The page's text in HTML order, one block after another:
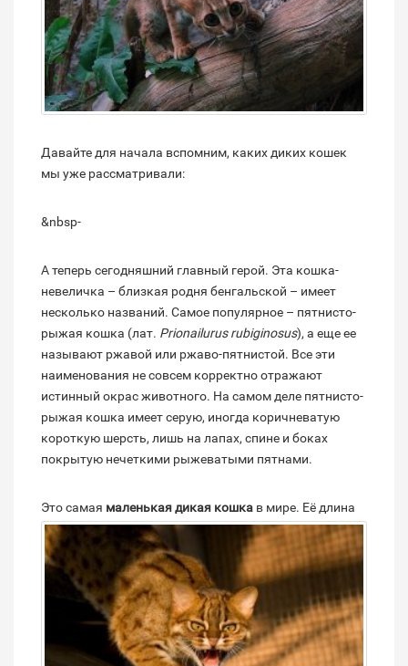
Давайте для начала вспомним, каких диких кошек
мы уже рассматривали:
&nbsp-
А теперь сегодняшний главный герой. Эта кошка-
невеличка – близкая родня бенгальской – имеет
несколько названий. Самое популярное – пятнисто-
рыжая кошка (лат. Prionailurus rubiginosus), а еще ее
называют ржавой или ржаво-пятнистой. Все эти
наименования не совсем корректно отражают
истинный окрас животного. На самом деле пятнисто-
рыжая кошка имеет серую, иногда коричневатую
короткую шерсть, лишь на лапах, спине и боках
покрытую нечеткими рыжеватыми пятнами.
Это самая маленькая дикая кошка в мире. Её длина